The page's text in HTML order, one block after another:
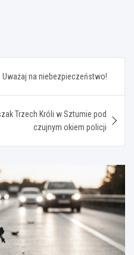
na niebezpieczeństwo!
Trzech Króli w Sztumie pod
czujnym okiem policji